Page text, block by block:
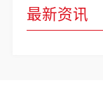
最新资讯